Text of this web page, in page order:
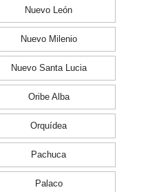
Nuevo León
Nuevo Milenio
Nuevo Santa Lucia
Oribe Alba
Orquídea
Pachuca
Palaco